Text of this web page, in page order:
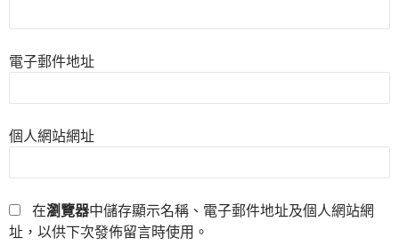
電子郵件地址
個人網站網址
在瀏覽器中儲存顯示名稱、電子郵件地址及個人網站網
址，以供下次發佈留言時使用。